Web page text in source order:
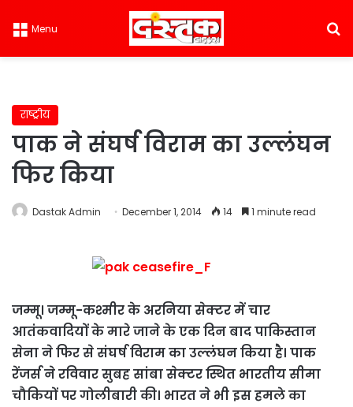
Menu
राष्ट्रीय
पाक ने संघर्ष विराम का उल्लंघन
फिर किया
Dastak Admin December 1, 2014 14 1 minute read
जम्मू। जम्मू-कश्मीर के अरनिया सेक्टर में चार
आतंकवादियों के मारे जाने के एक दिन बाद पाकिस्तान
सेना ने फिर से संघर्ष विराम का उल्लंघन किया है। पाक
रेंजर्स ने रविवार सुबह सांबा सेक्टर स्थित भारतीय सीमा
चौकियों पर गोलीबारी की। भारत ने भी इस हमले का